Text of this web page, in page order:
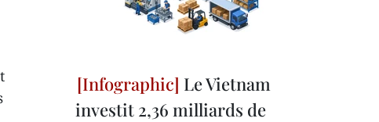
Le Vietnam
investit 2,36 milliards de